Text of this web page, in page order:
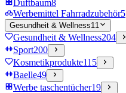
Duftbaum8
Werbemittel Fahrradzubehör5
Gesundheit & Wellness11
Gesundheit & Wellness204
Sport200
Kosmetikprodukte115
Baelle49
Werbe taschentücher19